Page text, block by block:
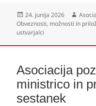
Objavljeno
dne
24. junija 2026 Avtor
Obveznosti, možnosti in
ustvarjalci
Asociacija
ministrico in
sestanek